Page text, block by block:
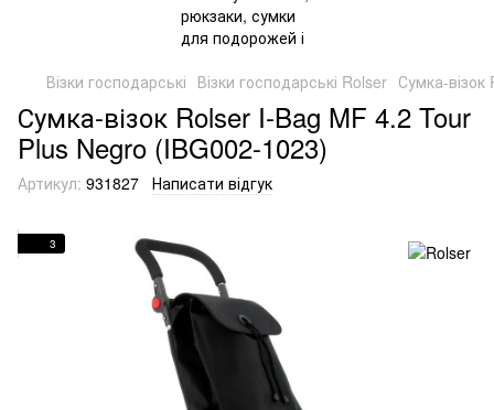
Візки господарські Візки господарські Rolser Сумка-
Сумка-візок Rolser I-Bag MF 4.2 Tour
Plus Negro (IBG002-1023)
Артикул: 931827 Написати відгук
3